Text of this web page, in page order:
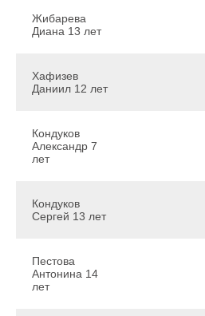
Жибарева
Диана 13 лет
Хафизев
Даниил 12 лет
Кондуков
Александр 7
лет
Кондуков
Сергей 13 лет
Пестова
Антонина 14
лет